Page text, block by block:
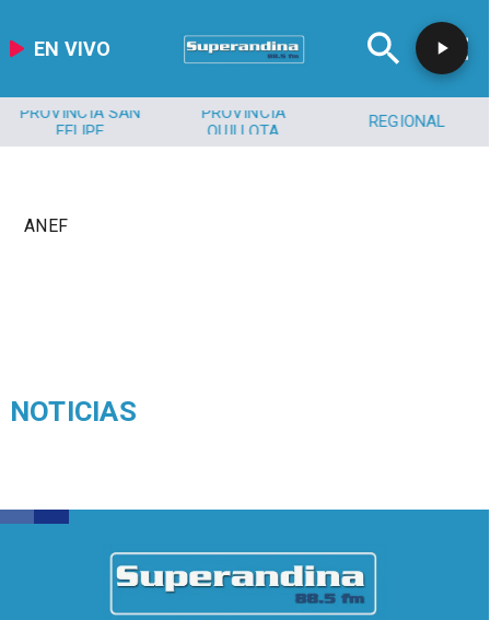
EN VIVO
PROVINCIA SAN
FELIPE
PROVINCIA
QUILLOTA
REGIONAL
ANEF
NOTICIAS